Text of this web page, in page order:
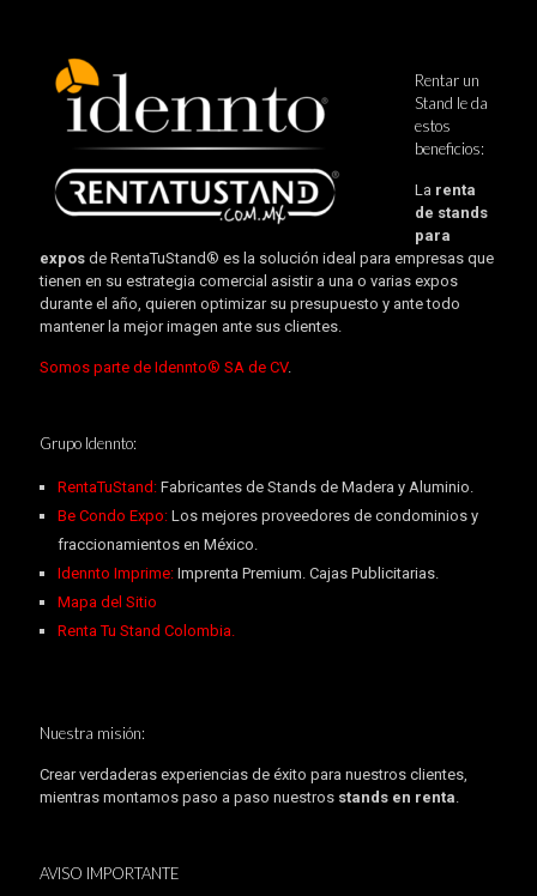
Rentar un
Stand le da
estos
beneficios:
La renta
de stands
para
expos de RentaTuStand® es la solución ideal para empresas que
tienen en su estrategia comercial asistir a una o varias expos
durante el año, quieren optimizar su presupuesto y ante todo
mantener la mejor imagen ante sus clientes.
Somos parte de Idennto® SA de CV.
Grupo Idennto:
RentaTuStand:Fabricantes de Stands de Madera y Aluminio.
Be Condo Expo: Los mejores proveedores de condominios y
fraccionamientos en México.
Idennto Imprime:Imprenta Premium. Cajas Publicitarias.
Mapa del Sitio
Renta Tu Stand Colombia.
Nuestra misión:
Crear verdaderas experiencias de éxito para nuestros clientes,
mientras montamos paso a paso nuestros stands en renta.
AVISO IMPORTANTE